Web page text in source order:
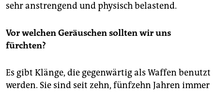
sehr anstrengend und physisch belastend.
Vor welchen Geräuschen sollten wir uns
fürchten?
Es gibt Klänge, die gegenwärtig als Waffen benutzt
werden. Sie sind seit zehn, fünfzehn Jahren immer